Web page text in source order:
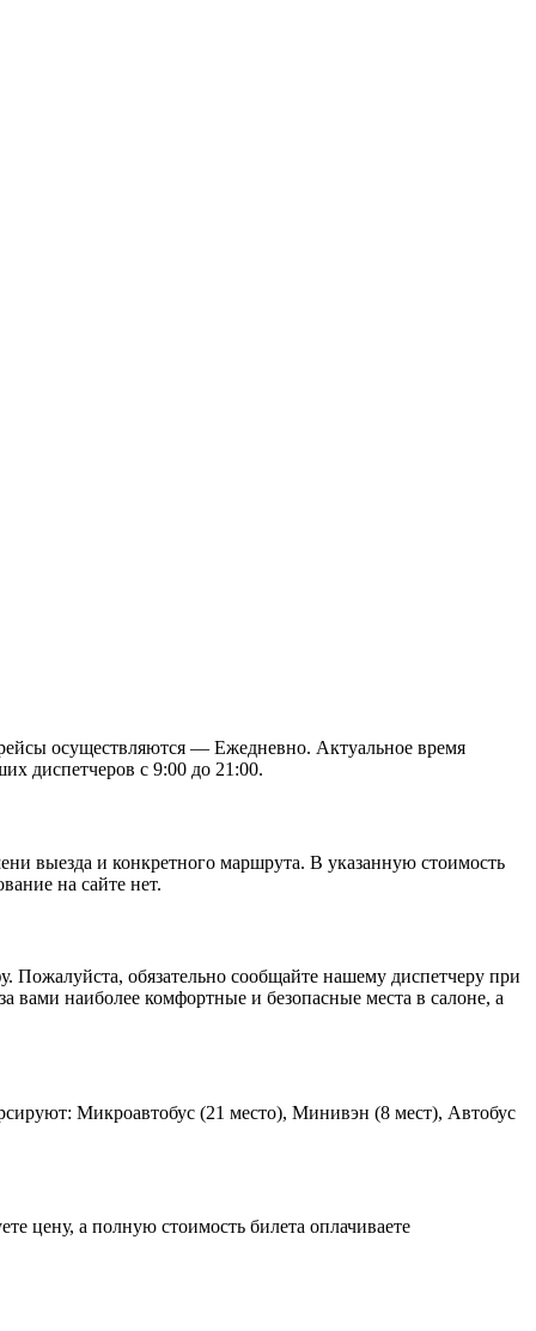
осуществляются — Ежедневно. Актуальное время
диспетчеров с 9:00 до 21:00.
выезда и конкретного маршрута. В указанную стоимость
на сайте нет.
Пожалуйста, обязательно сообщайте нашему диспетчеру при
вами наиболее комфортные и безопасные места в салоне, а
Микроавтобус (21 место), Минивэн (8 мест), Автобус
цену, а полную стоимость билета оплачиваете